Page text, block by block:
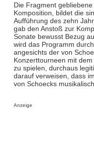
Die Fragment
Komposition, bildet die
Aufführung des zehn
gab den Anstoß zur
Sonate bewusst Bezug
wird das Programm
angesichts der von
Konzerttourneen mit
zu spielen, durchaus
darauf verweisen, dass
von Schoecks
Anzeige